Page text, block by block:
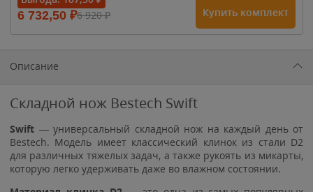
1 615₽
1 900₽1 900₽
6 732,50 ₽6 920₽ Купить комплект
Описание
Складной нож Bestech Swift
Swift — универсальный складной нож на каждый день от
Bestech. Модель имеет классический клинок из стали D2
для различных тяжелых задач, а также рукоять из микарты,
которую легко удерживать даже во влажном состоянии.